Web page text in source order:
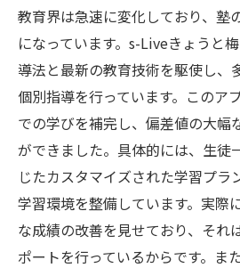
未来を見据えた教育改革：
路校の革命
教育界は急速に変化しており、塾
になっています。s-Liveきょうと
導法と最新の教育技術を駆使し、
個別指導を行っています。このア
での学びを補完し、偏差値の大幅
ができました。具体的には、生徒
じたカスタマイズされた学習プラ
学習環境を整備しています。実際
な成績の改善を見せており、それ
ポートを行っているからです。ま